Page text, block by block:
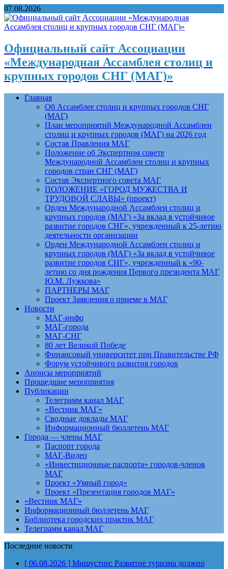
07.08.2026
Официальный сайт Ассоциации
«Международная Ассамблея столиц и
крупных городов СНГ (МАГ)»
Главная
Об Ассамблее столиц и крупных городов СНГ
(МАГ)
План мероприятий Международной Ассамблеи
столиц и крупных городов (МАГ) на 2026 год
Состав Правления МАГ
Положение об Экспертном совете
Международной Ассамблеи столиц и крупных
городов стран СНГ (МАГ)
Состав Экспертного совета МАГ
ПОЛОЖЕНИЕ «ГОРОД МУЖЕСТВА И
ТРУДОВОЙ СЛАВЫ» (проект)
Орден Международной Ассамблеи столиц и
крупных городов (МАГ) «За вклад в устойчивое
развитие городов СНГ», учрежденный к 25-летию
деятельности организации
Орден Международной Ассамблеи столиц и
крупных городов (МАГ) «За вклад в устойчивое
развитие городов СНГ», учрежденный к «90-
летию со дня рождения Первого президента МАГ
Ю.М. Лужкова»
ПАРТНЕРЫ МАГ
Проект Заявления о приеме в МАГ
Новости
МАГ-инфо
МАГ-города
МАГ-СНГ
80 лет Великой Победе
Финансовый университет при Правительстве РФ
Форум устойчивого развития городов
Анонсы мероприятий
Прошедшие мероприятия
Публикации
Телеграмм канал МАГ
«Вестник МАГ»
Сводные доклады МАГ
Информационный бюллетень МАГ
Города — члены МАГ
Паспорт города
МАГ-Видео
«Инвестиционные паспорта» городов-членов
МАГ
Проект «Умный город»
Проект «Презентация городов МАГ»
«Вестник МАГ»
Информационный бюллетень МАГ
Библиотека городских практик МАГ
Телеграмм канал МАГ
Последние новости
[ 06.08.2026 ] Мишустин: Развитие туризма должно